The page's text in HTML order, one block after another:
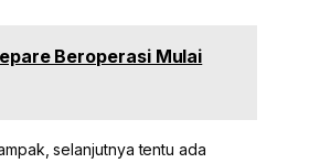
Beroperasi Mulai
selanjutnya tentu ada